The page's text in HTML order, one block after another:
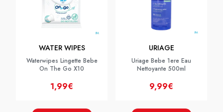
WATER WIPES
Waterwipes Lingette Bebe
On The Go X10
1,99€
URIAGE
Uriage Bebe 1ere Eau
Nettoyante 500ml
9,99€